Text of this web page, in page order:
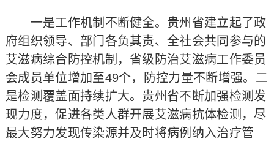
一是工作机制不断健全。贵州省建立起了政
府组织领导、部门各负其责、全社会共同参与的
艾滋病综合防控机制，省级防治艾滋病工作委员
会成员单位增加至49个，防控力量不断增强。二
是检测覆盖面持续扩大。贵州省不断加强检测发
现力度，促进各类人群开展艾滋病抗体检测，尽
最大努力发现传染源并及时将病例纳入治疗管